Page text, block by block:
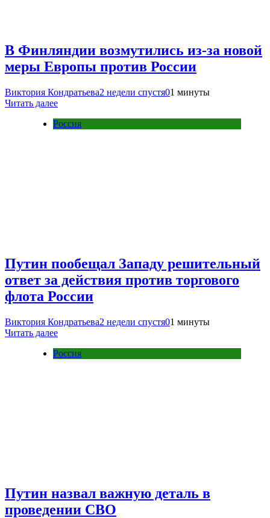
В Финляндии возмутились из-за новой
меры Европы против России
Виктория Кондратьева2 недели спустя01 минуты
Читать далее
Россия
Путин пообещал Западу решительный
ответ за действия против торгового
флота России
Виктория Кондратьева2 недели спустя01 минуты
Читать далее
Россия
Путин назвал важную деталь в
проведении СВО